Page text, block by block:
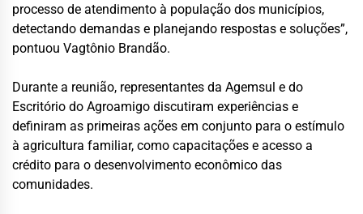
processo de atendimento à população dos municípios,
detectando demandas e planejando respostas e soluções”,
pontuou Vagtônio Brandão.
Durante a reunião, representantes da Agemsul e do
Escritório do Agroamigo discutiram experiências e
definiram as primeiras ações em conjunto para o estímulo
à agricultura familiar, como capacitações e acesso a
crédito para o desenvolvimento econômico das
comunidades.